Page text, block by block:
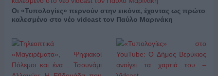
Οι «Τυπολογίες» περνούν στην εικόνα, έχοντας ως πρώτο
καλεσμένο στο νέο vidcast τον Παύλο Μαρινάκη